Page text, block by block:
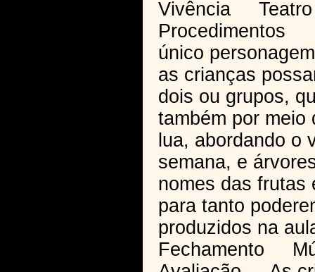
Vivência Teatro
Procedimentos
único
as crianças
dois ou grupos,
também por meio
lua, abordando o
semana, e
nomes das frutas
para tanto
produzidos na
Fechamento